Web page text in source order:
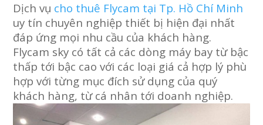
Dịch vụ cho thuê Flycam tại Tp. Hồ Chí Minh
uy tín chuyên nghiệp thiết bị hiện đại nhất
đáp ứng mọi nhu cầu của khách hàng.
Flycam sky có tất cả các dòng máy bay từ bậc
thấp tới bậc cao với các loại giá cả hợp lý phù
hợp với từng mục đích sử dụng của quý
khách hàng, từ cá nhân tới doanh nghiệp.